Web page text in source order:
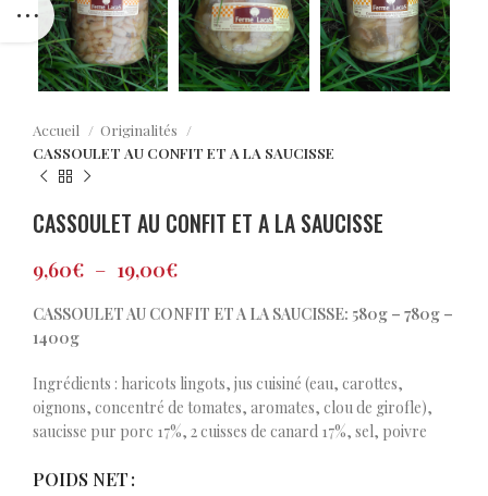
Accueil
Originalités
CASSOULET AU CONFIT ET A LA SAUCISSE
CASSOULET AU CONFIT ET A LA SAUCISSE
9,60€ – 19,00€
CASSOULET AU CONFIT ET A LA SAUCISSE: 580g – 780g –
1400g
Ingrédients : haricots lingots, jus cuisiné (eau, carottes,
oignons, concentré de tomates, aromates, clou de girofle),
saucisse pur porc 17%, 2 cuisses de canard 17%, sel, poivre
POIDS NET